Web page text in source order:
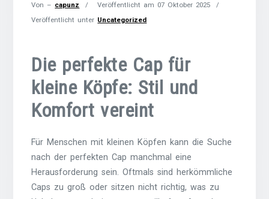
Von – capunz Veröffentlicht am 07 Oktober 2025
Veröffentlicht unter Uncategorized
Die perfekte Cap für
kleine Köpfe: Stil und
Komfort vereint
Für Menschen mit kleinen Köpfen kann die Suche
nach der perfekten Cap manchmal eine
Herausforderung sein. Oftmals sind herkömmliche
Caps zu groß oder sitzen nicht richtig, was zu